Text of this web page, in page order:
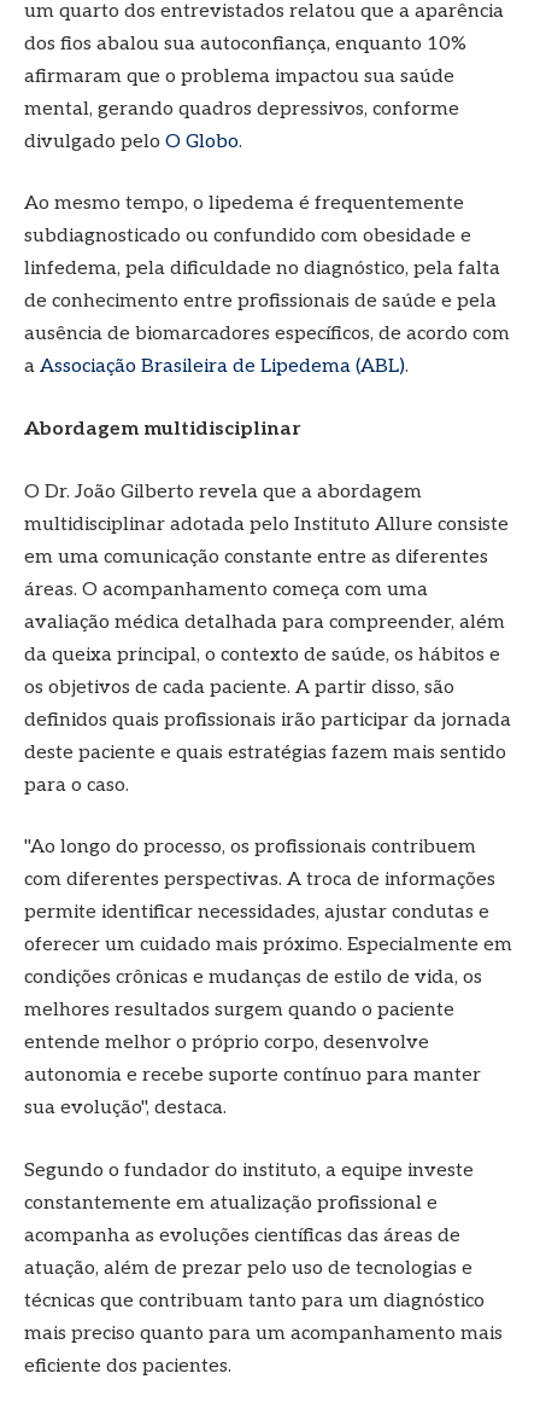
um quarto dos entrevistados relatou que a aparência
dos fios abalou sua autoconfiança, enquanto 10%
afirmaram que o problema impactou sua saúde
mental, gerando quadros depressivos, conforme
divulgado pelo O Globo.
Ao mesmo tempo, o lipedema é frequentemente
subdiagnosticado ou confundido com obesidade e
linfedema, pela dificuldade no diagnóstico, pela falta
de conhecimento entre profissionais de saúde e pela
ausência de biomarcadores específicos, de acordo com
a Associação Brasileira de Lipedema (ABL).
Abordagem multidisciplinar
O Dr. João Gilberto revela que a abordagem
multidisciplinar adotada pelo Instituto Allure consiste
em uma comunicação constante entre as diferentes
áreas. O acompanhamento começa com uma
avaliação médica detalhada para compreender, além
da queixa principal, o contexto de saúde, os hábitos e
os objetivos de cada paciente. A partir disso, são
definidos quais profissionais irão participar da jornada
deste paciente e quais estratégias fazem mais sentido
para o caso.
"Ao longo do processo, os profissionais contribuem
com diferentes perspectivas. A troca de informações
permite identificar necessidades, ajustar condutas e
oferecer um cuidado mais próximo. Especialmente em
condições crônicas e mudanças de estilo de vida, os
melhores resultados surgem quando o paciente
entende melhor o próprio corpo, desenvolve
autonomia e recebe suporte contínuo para manter
sua evolução", destaca.
Segundo o fundador do instituto, a equipe investe
constantemente em atualização profissional e
acompanha as evoluções científicas das áreas de
atuação, além de prezar pelo uso de tecnologias e
técnicas que contribuam tanto para um diagnóstico
mais preciso quanto para um acompanhamento mais
eficiente dos pacientes.